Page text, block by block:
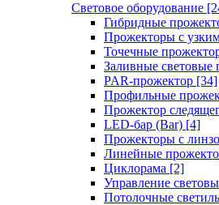
Световое оборудование
Гибридные
Прожекторы с
Точечные
Заливные световые
PAR-прожектор [34]
Профильные
Прожектор
LED-бар (Bar) [4]
Прожекторы с
Линейные
Циклорама [2]
Управление
Потолочные